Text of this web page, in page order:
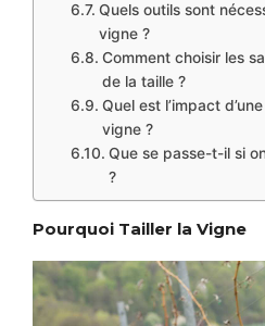
Quels outils sont
vigne ?
Comment choisir les
de la taille ?
Quel est l’impact
vigne ?
Que se passe-t-il si
?
Pourquoi Tailler la Vigne